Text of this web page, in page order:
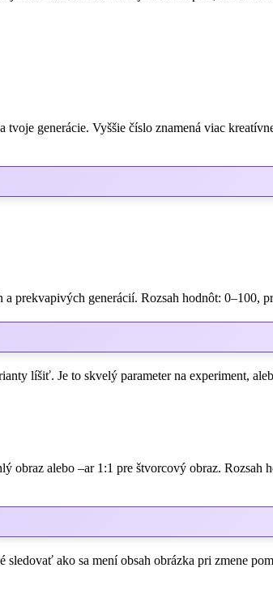
generácie. Vyššie číslo znamená viac
prekvapivých generácií. Rozsah hodnôt: 0–100,
líšiť. Je to skvelý parameter na experiment,
obraz alebo –ar 1:1 pre štvorcový obraz. Rozsah
ako sa mení obsah obrázka pri zmene